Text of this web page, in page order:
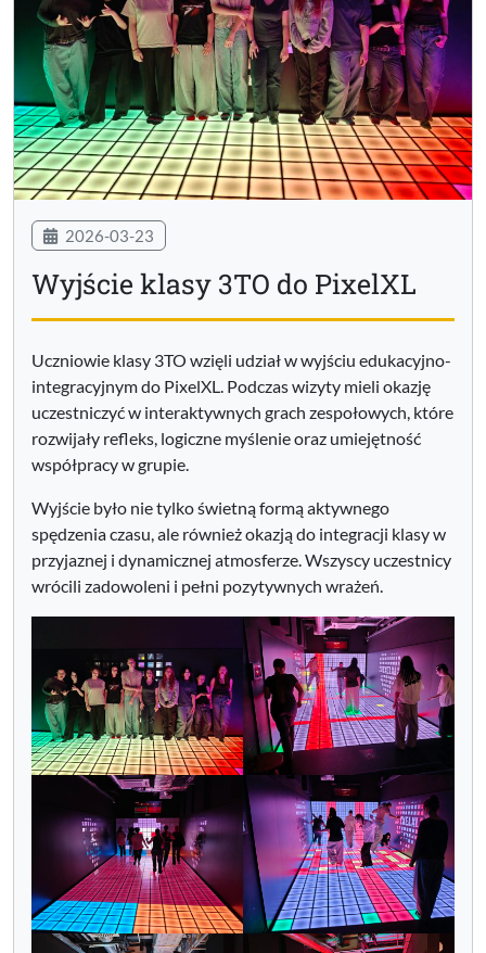
2026-03-23
Wyjście klasy 3TO do PixelXL
Uczniowie klasy 3TO wzięli udział w wyjściu edukacyjno-
integracyjnym do PixelXL. Podczas wizyty mieli okazję
uczestniczyć w interaktywnych grach zespołowych, które
rozwijały refleks, logiczne myślenie oraz umiejętność
współpracy w grupie.
Wyjście było nie tylko świetną formą aktywnego
spędzenia czasu, ale również okazją do integracji klasy w
przyjaznej i dynamicznej atmosferze. Wszyscy uczestnicy
wrócili zadowoleni i pełni pozytywnych wrażeń.